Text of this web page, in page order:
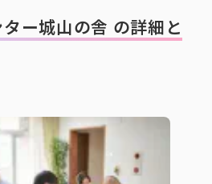
ー城山の舎 の詳細と